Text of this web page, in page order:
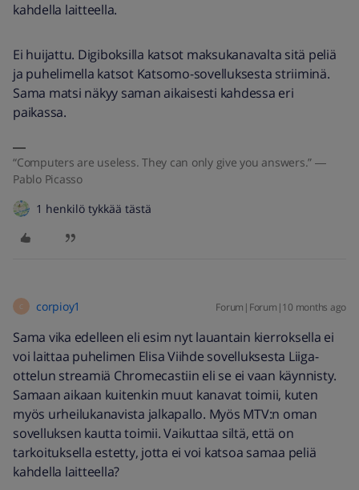
kahdella laitteella.
Ei huijattu. Digiboksilla katsot maksukanavalta sitä peliä
ja puhelimella katsot Katsomo-sovelluksesta striiminä.
Sama matsi näkyy saman aikaisesti kahdessa eri
paikassa.
“Computers are useless. They can only give you answers.” ―
Pablo Picasso
1 henkilö tykkää tästä
C corpioy1 Forum|Forum|10 months ago
Sama vika edelleen eli esim nyt lauantain kierroksella ei
voi laittaa puhelimen Elisa Viihde sovelluksesta Liiga-
ottelun streamiä Chromecastiin eli se ei vaan käynnisty.
Samaan aikaan kuitenkin muut kanavat toimii, kuten
myös urheilukanavista jalkapallo. Myös MTV:n oman
sovelluksen kautta toimii. Vaikuttaa siltä, että on
tarkoituksella estetty, jotta ei voi katsoa samaa peliä
kahdella laitteella?